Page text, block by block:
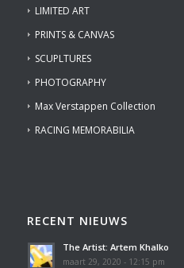
LIMITED ART
PRINTS & CANVAS
SCUPLTURES
PHOTOGRAPHY
Max Verstappen Collection
RACING MEMORABILIA
RECENT NIEUWS
The Artist: Artem Khalko
maart 29, 2020 - 12:15 pm